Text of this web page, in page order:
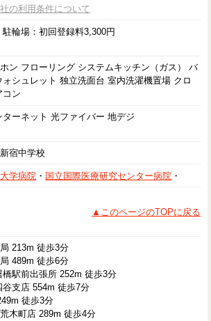
の利用条件について
輪場：初回登録料3,300円
ン フローリング システムキッチン（ガス） バ
ォシュレット 独立洗面台 室内洗濯機置場 クロ
コン
ターネット 光ファイバー 地デジ
宿中学校
学病院 ・ 国立国際医療研究センター病院 ・
▲このページのTOPに戻る
213m 徒歩3分
489m 徒歩6分
駅前出張所 252m 徒歩3分
支店 554m 徒歩7分
徒歩3分
木町店 289m 徒歩4分